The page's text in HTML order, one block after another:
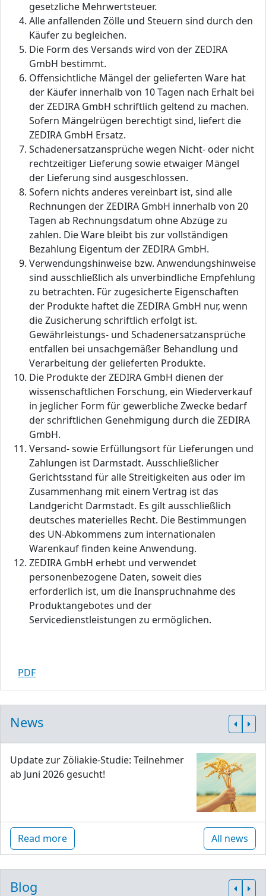
gesetzliche Mehrwertsteuer.
Alle anfallenden Zölle und Steuern sind durch den
Käufer zu begleichen.
Die Form des Versands wird von der ZEDIRA
GmbH bestimmt.
Offensichtliche Mängel der gelieferten Ware hat
der Käufer innerhalb von 10 Tagen nach Erhalt bei
der ZEDIRA GmbH schriftlich geltend zu machen.
Sofern Mängelrügen berechtigt sind, liefert die
ZEDIRA GmbH Ersatz.
Schadenersatzansprüche wegen Nicht- oder nicht
rechtzeitiger Lieferung sowie etwaiger Mängel
der Lieferung sind ausgeschlossen.
Sofern nichts anderes vereinbart ist, sind alle
Rechnungen der ZEDIRA GmbH innerhalb von 20
Tagen ab Rechnungsdatum ohne Abzüge zu
zahlen. Die Ware bleibt bis zur vollständigen
Bezahlung Eigentum der ZEDIRA GmbH.
Verwendungshinweise bzw. Anwendungshinweise
sind ausschließlich als unverbindliche Empfehlung
zu betrachten. Für zugesicherte Eigenschaften
der Produkte haftet die ZEDIRA GmbH nur, wenn
die Zusicherung schriftlich erfolgt ist.
Gewährleistungs- und Schadenersatzansprüche
entfallen bei unsachgemäßer Behandlung und
Verarbeitung der gelieferten Produkte.
Die Produkte der ZEDIRA GmbH dienen der
wissenschaftlichen Forschung, ein Wiederverkauf
in jeglicher Form für gewerbliche Zwecke bedarf
der schriftlichen Genehmigung durch die ZEDIRA
GmbH.
Versand- sowie Erfüllungsort für Lieferungen und
Zahlungen ist Darmstadt. Ausschließlicher
Gerichtsstand für alle Streitigkeiten aus oder im
Zusammenhang mit einem Vertrag ist das
Landgericht Darmstadt. Es gilt ausschließlich
deutsches materielles Recht. Die Bestimmungen
des UN-Abkommens zum internationalen
Warenkauf finden keine Anwendung.
ZEDIRA GmbH erhebt und verwendet
personenbezogene Daten, soweit dies
erforderlich ist, um die Inanspruchnahme des
Produktangebotes und der
Servicedienstleistungen zu ermöglichen.
PDF
News
Update zur Zöliakie-Studie: Teilnehmer
ab Juni 2026 gesucht!
Read more All news
Blog